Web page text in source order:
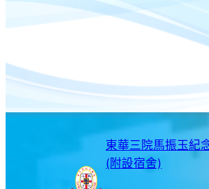
東華三院馬振玉紀
(附設宿舍)